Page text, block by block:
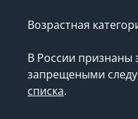
Возрастная
В России признаны
запрещеными
списка.